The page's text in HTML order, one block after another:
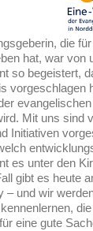
die
hat, war von
so begeistert,
vorgeschlagen
Mit uns sind
Initiativen
es unter den
gibt es heute
– und wir
eine gute